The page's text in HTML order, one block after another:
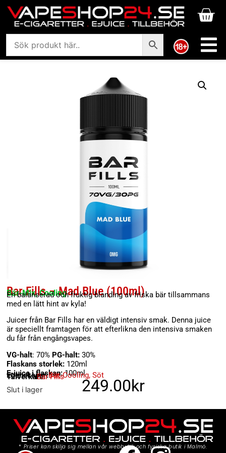
Bar Fills – Mad Blue (100ml)
Bär-Mix, Cooling
En balanserad och fruktig blanding av friska bär tillsammans
med en lätt hint av kyla!
Juicer från Bar Fills har en väldigt intensiv smak. Denna juice
är speciellt framtagen för att efterlikna den intensiva smaken
du får från engångsvapes.
VG-halt: 70% PG-halt: 30%
Flaskans storlek: 120ml
E-juice i flaskan:100ml
Egenskaper:Bär,Cooling,Söt
Tillverkare:Bar Fills 249.00kr
Slut i lager
* Priser kan skilja sig mellan vår webbutik och fysiska butik i Malmö.